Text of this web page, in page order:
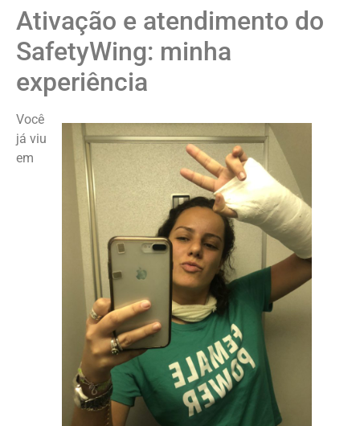
Ativação e atendimento do
SafetyWing: minha
experiência
Você
já viu
em